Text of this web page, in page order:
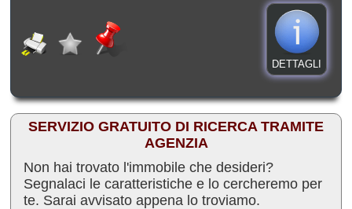
DETTAGLI
SERVIZIO GRATUITO DI RICERCA TRAMITE
AGENZIA
Non hai trovato l'immobile che desideri?
Segnalaci le caratteristiche e lo cercheremo per
te. Sarai avvisato appena lo troviamo.